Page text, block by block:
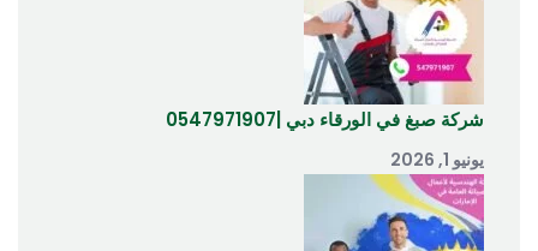
شركة صبغ في الورقاء دبي |0547971907
يونيو 1, 2026